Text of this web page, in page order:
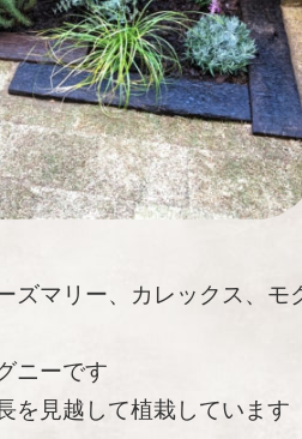
ズマリー、カレックス、モ
ニーです
を見越して植栽しています